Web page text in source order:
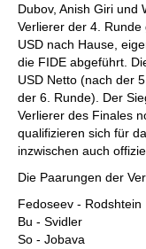
Dubov, Anish Giri und
Verlierer der 4.
USD nach Hause,
die FIDE abgeführt.
USD Netto (nach der
der 6. Runde). Der
Verlierer des Finales
qualifizieren sich für
inzwischen auch
Die Paarungen der
Fedoseev - Rodshtein
Bu - Svidler
So - Jobava